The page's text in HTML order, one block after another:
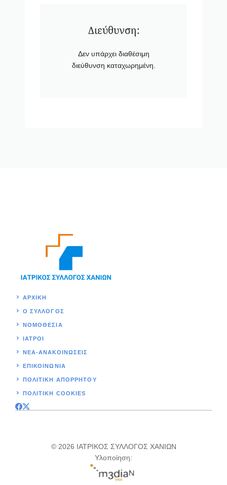
Διεύθυνση:
Δεν υπάρχει διαθέσιμη
διεύθυνση καταχωρημένη.
ΑΡΧΙΚΉ
Ο ΣΥΛΛΟΓΟΣ
ΝΟΜΟΘΕΣΊΑ
ΙΑΤΡΟΙ
ΝΕΑ-ΑΝΑΚΟΙΝΩΣΕΙΣ
ΕΠΙΚΟΙΝΩΝΊΑ
ΠΟΛΙΤΙΚΉ ΑΠΟΡΡΗΤΟΥ
ΠΟΛΙΤΙΚΗ COOKIES
© 2026 ΙΑΤΡΙΚΟΣ ΣΥΛΛΟΓΟΣ ΧΑΝΙΩΝ
Υλοποίηση: